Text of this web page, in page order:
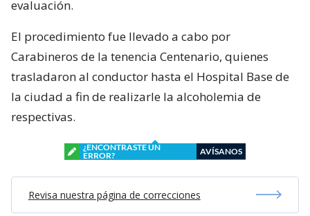
evaluación.
El procedimiento fue llevado a cabo por
Carabineros de la tenencia Centenario, quienes
trasladaron al conductor hasta el Hospital Base de
la ciudad a fin de realizarle la alcoholemia de
respectivas.
¿ENCONTRASTE UN
ERROR?
AVÍSANOS
Revisa nuestra página de correcciones